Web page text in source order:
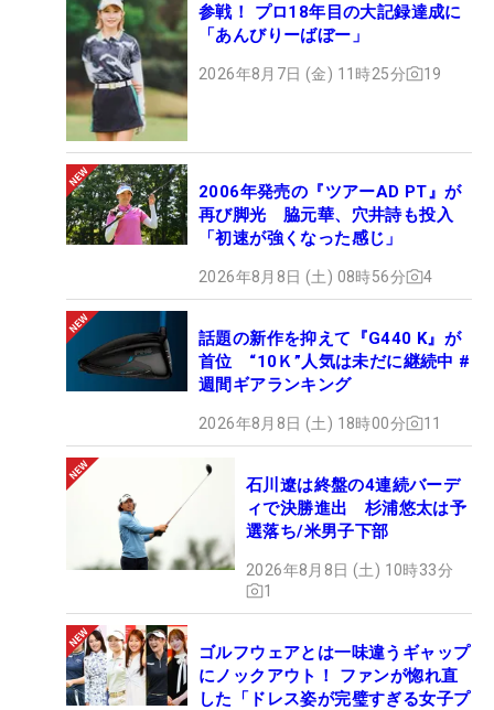
参戦！ プロ18年目の大記録達成に
「あんびりーばぼー」
2026年8月7日 (金) 11時25分 19
2006年発売の『ツアーAD PT』が
再び脚光 脇元華、穴井詩も投入
「初速が強くなった感じ」
2026年8月8日 (土) 08時56分 4
話題の新作を抑えて『G440 K』が
首位 “10Ｋ”人気は未だに継続中 #
週間ギアランキング
2026年8月8日 (土) 18時00分 11
石川遼は終盤の4連続バーデ
ィで決勝進出 杉浦悠太は予
選落ち/米男子下部
2026年8月8日 (土) 10時33分
1
ゴルフウェアとは一味違うギャップ
にノックアウト！ ファンが惚れ直
した「ドレス姿が完璧すぎる女子プ